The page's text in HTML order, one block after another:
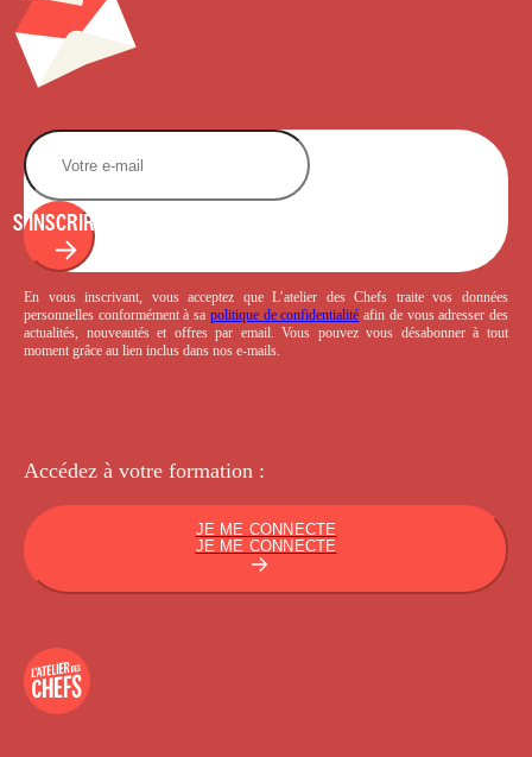
S'INSCRIRE
En vous inscrivant, vous acceptez que L’atelier des Chefs traite vos données
personnelles conformément à sa politique de confidentialité afin de vous adresser des
actualités, nouveautés et offres par email. Vous pouvez vous désabonner à tout
moment grâce au lien inclus dans nos e-mails.
Accédez à votre formation :
JE ME CONNECTE
JE ME CONNECTE